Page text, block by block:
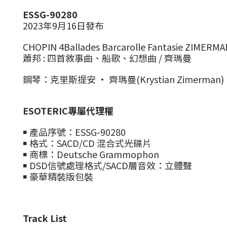
ESSG-90280
2023年9月16日發布
CHOPIN 4Ballades Barcarolle Fantasie
蕭邦 : 四首敘事曲、船歌、幻想曲 / 齊瑪曼
鋼琴：克里斯提安 · 齊瑪曼(Krystian Zimerman)
ESOTERIC專屬代理權
￭ 產品序號：ESSG-90280
￭ 格式：SACD/CD 混合式光碟片
￭ 商標：Deutsche Grammophon
￭ DSD信號處理格式/SACD層音效：立體聲
￭ 豪華精裝版包裝
Track List